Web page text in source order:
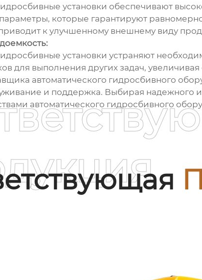
установки обеспечивают
которые гарантируют
к улучшенному внешнему виду
установки устраняют
для выполнения других задач,
автоматического гидросбивного
и поддержка. Выбирая надежного
автоматического гидросбивного